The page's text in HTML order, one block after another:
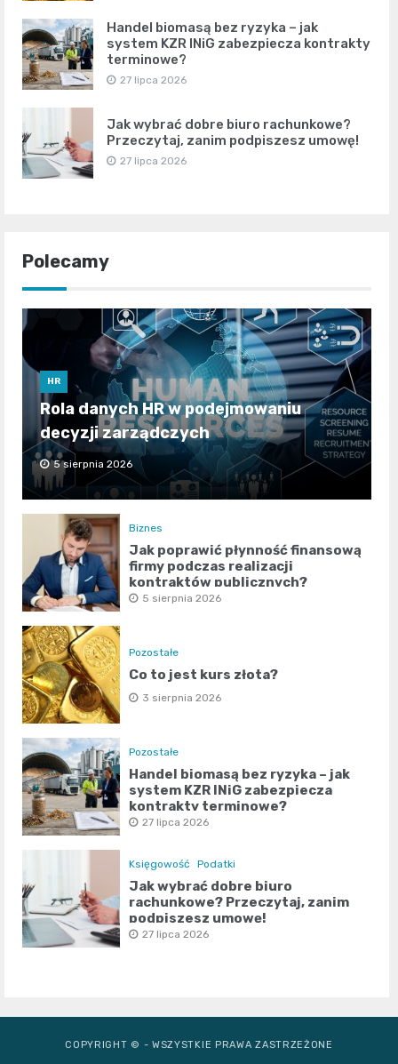
Handel biomasą bez ryzyka – jak
system KZR INiG zabezpiecza kontrakty
terminowe?
27 lipca 2026
Jak wybrać dobre biuro rachunkowe?
Przeczytaj, zanim podpiszesz umowę!
27 lipca 2026
Polecamy
HR
Rola danych HR w podejmowaniu
decyzji zarządczych
5 sierpnia 2026
Biznes
Jak poprawić płynność finansową
firmy podczas realizacji
kontraktów publicznych?
5 sierpnia 2026
Pozostałe
Co to jest kurs złota?
3 sierpnia 2026
Pozostałe
Handel biomasą bez ryzyka – jak
system KZR INiG zabezpiecza
kontrakty terminowe?
27 lipca 2026
Księgowość Podatki
Jak wybrać dobre biuro
rachunkowe? Przeczytaj, zanim
podpiszesz umowę!
27 lipca 2026
COPYRIGHT © - WSZYSTKIE PRAWA ZASTRZEŻONE